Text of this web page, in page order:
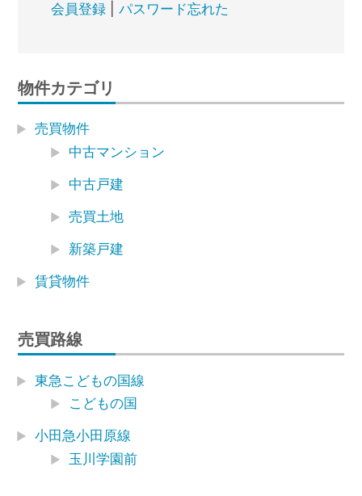
会員登録| パスワード忘れた
物件カテゴリ
売買物件
中古マンション
中古戸建
売買土地
新築戸建
賃貸物件
売買路線
東急こどもの国線
こどもの国
小田急小田原線
玉川学園前